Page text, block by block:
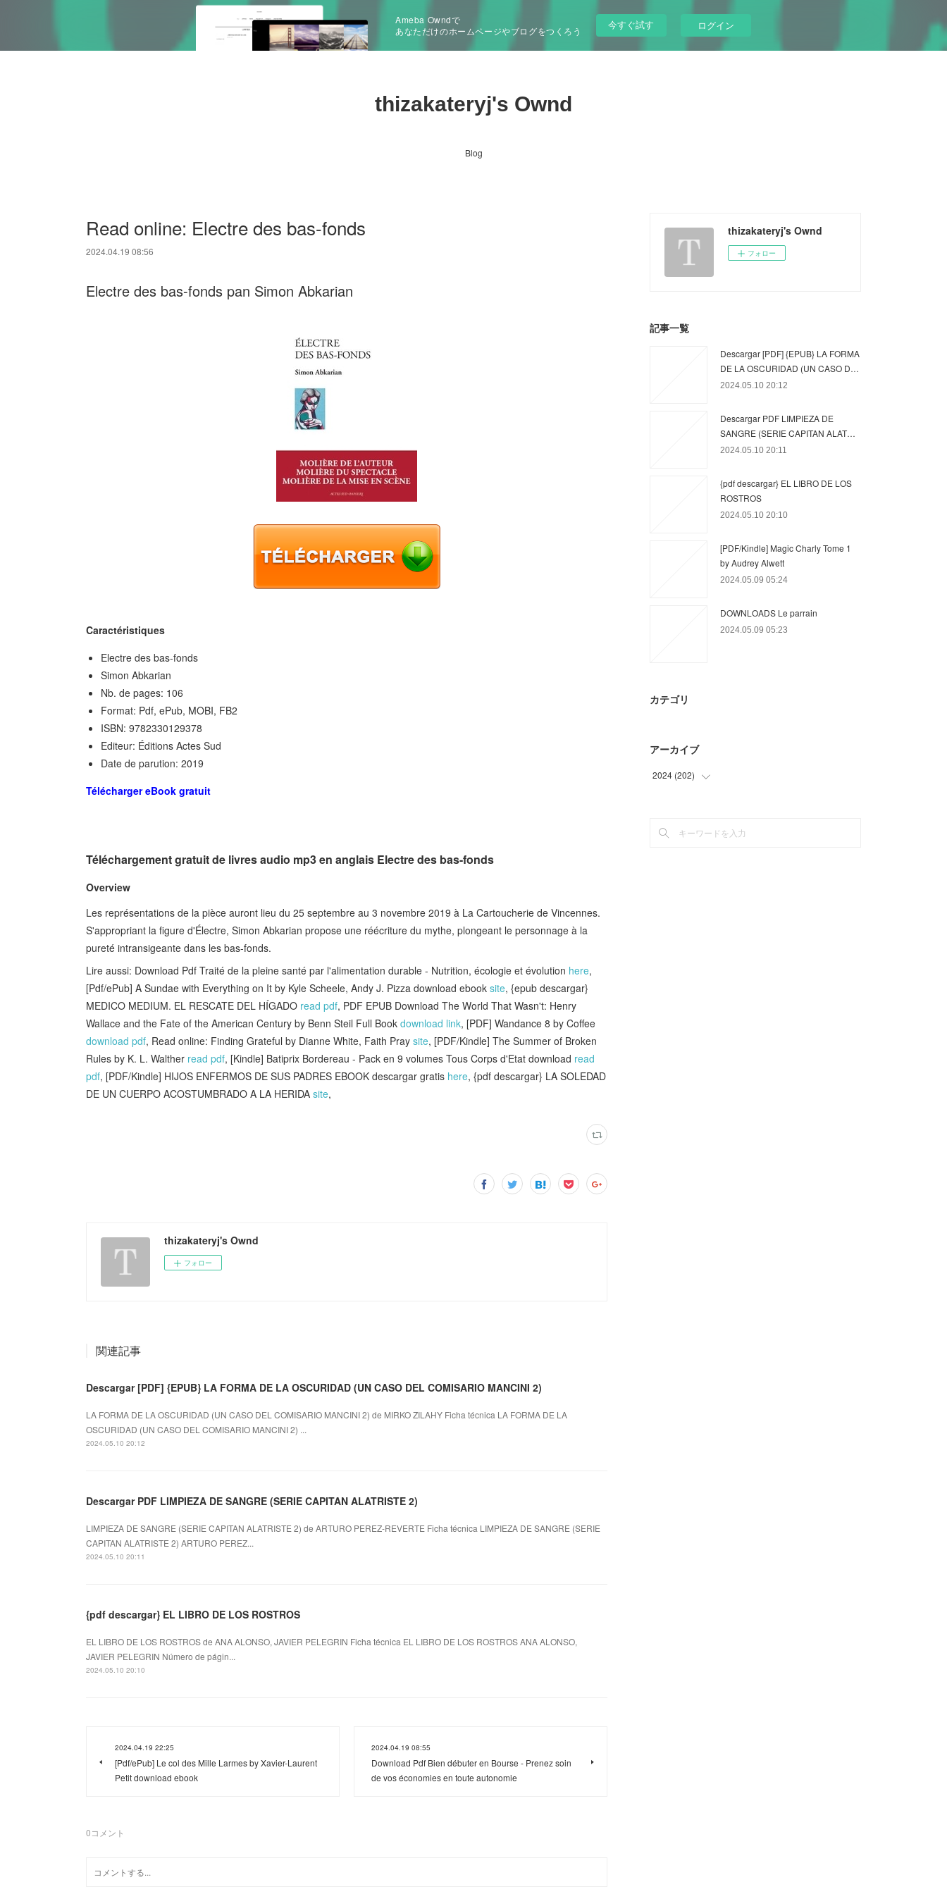
Ameba Owndで
あなただけのホームページやブログをつくろう
今すぐ試す ログイン
thizakateryj's Ownd
Blog
Read online: Electre des bas-fonds
2024.04.19 08:56
Electre des bas-fonds pan Simon Abkarian
Caractéristiques
Electre des bas-fonds
Simon Abkarian
Nb. de pages: 106
Format: Pdf, ePub, MOBI, FB2
ISBN: 9782330129378
Editeur: Éditions Actes Sud
Date de parution: 2019
Télécharger eBook gratuit
Téléchargement gratuit de livres audio mp3 en anglais Electre des bas-fonds
Overview
Les représentations de la pièce auront lieu du 25 septembre au 3 novembre 2019 à La Cartoucherie de Vincennes.
S'appropriant la figure d'Électre, Simon Abkarian propose une réécriture du mythe, plongeant le personnage à la
pureté intransigeante dans les bas-fonds.
Lire aussi: Download Pdf Traité de la pleine santé par l'alimentation durable - Nutrition, écologie et évolution here,
[Pdf/ePub] A Sundae with Everything on It by Kyle Scheele, Andy J. Pizza download ebook site, {epub descargar}
MEDICO MEDIUM. EL RESCATE DEL HÍGADO read pdf, PDF EPUB Download The World That Wasn't: Henry
Wallace and the Fate of the American Century by Benn Steil Full Book download link, [PDF] Wandance 8 by Coffee
download pdf, Read online: Finding Grateful by Dianne White, Faith Pray site, [PDF/Kindle] The Summer of Broken
Rules by K. L. Walther read pdf, [Kindle] Batiprix Bordereau - Pack en 9 volumes Tous Corps d'Etat download read
pdf, [PDF/Kindle] HIJOS ENFERMOS DE SUS PADRES EBOOK descargar gratis here, {pdf descargar} LA SOLEDAD
DE UN CUERPO ACOSTUMBRADO A LA HERIDA site,
thizakateryj's Ownd
フォロー
関連記事
Descargar [PDF] {EPUB} LA FORMA DE LA OSCURIDAD (UN CASO DEL COMISARIO MANCINI 2)
LA FORMA DE LA OSCURIDAD (UN CASO DEL COMISARIO MANCINI 2) de MIRKO ZILAHY Ficha técnica LA FORMA DE LA
OSCURIDAD (UN CASO DEL COMISARIO MANCINI 2) ...
2024.05.10 20:12
Descargar PDF LIMPIEZA DE SANGRE (SERIE CAPITAN ALATRISTE 2)
LIMPIEZA DE SANGRE (SERIE CAPITAN ALATRISTE 2) de ARTURO PEREZ-REVERTE Ficha técnica LIMPIEZA DE SANGRE (SERIE
CAPITAN ALATRISTE 2) ARTURO PEREZ...
2024.05.10 20:11
{pdf descargar} EL LIBRO DE LOS ROSTROS
EL LIBRO DE LOS ROSTROS de ANA ALONSO, JAVIER PELEGRIN Ficha técnica EL LIBRO DE LOS ROSTROS ANA ALONSO,
JAVIER PELEGRIN Número de págin...
2024.05.10 20:10
2024.04.19 22:25
[Pdf/ePub] Le col des Mille Larmes by Xavier-Laurent
Petit download ebook
2024.04.19 08:55
Download Pdf Bien débuter en Bourse - Prenez soin
de vos économies en toute autonomie
0コメント
thizakateryj's Ownd
フォロー
記事一覧
Descargar [PDF] {EPUB} LA FORMA
DE LA OSCURIDAD (UN CASO D…
2024.05.10 20:12
Descargar PDF LIMPIEZA DE
SANGRE (SERIE CAPITAN ALAT…
2024.05.10 20:11
{pdf descargar} EL LIBRO DE LOS
ROSTROS
2024.05.10 20:10
[PDF/Kindle] Magic Charly Tome 1
by Audrey Alwett
2024.05.09 05:24
DOWNLOADS Le parrain
2024.05.09 05:23
カテゴリ
アーカイブ
2024 (202)
(